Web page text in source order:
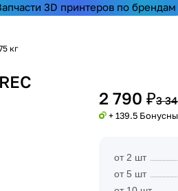
3D принтеров по брендам
кг
2 790 ₽3
+ 139.5
от 2 шт
от 5 шт